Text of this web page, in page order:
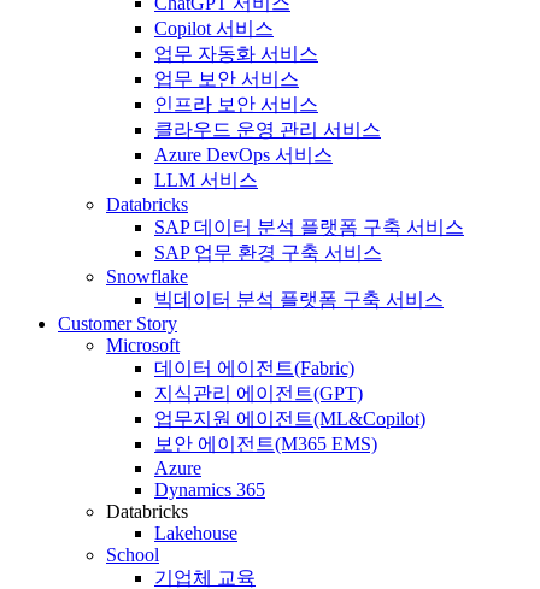
Copilot 서비스
업무 자동화 서비스
업무 보안 서비스
인프라 보안 서비스
클라우드 운영 관리 서비스
Azure DevOps 서비스
LLM 서비스
Databricks
SAP 데이터 분석 플랫폼 구축 서비스
SAP 업무 환경 구축 서비스
Snowflake
빅데이터 분석 플랫폼 구축 서비스
Customer Story
Microsoft
데이터 에이전트(Fabric)
지식관리 에이전트(GPT)
업무지원 에이전트(ML&Copilot)
보안 에이전트(M365 EMS)
Azure
Dynamics 365
Databricks
Lakehouse
School
기업체 교육